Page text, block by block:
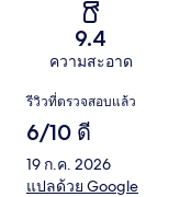
9.4
ความสะอาด
รีวิว
รีวิวที่ตรวจสอบแล้ว
6/10 ดี
19 ก.ค. 2026
แปลด้วย Google